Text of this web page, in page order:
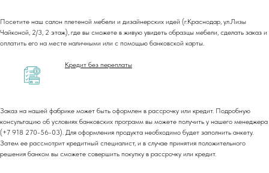
Посетите наш салон плетеной мебели и дизайнерских идей (г.Краснодар, ул.Лизы
Чайконой, 2/3, 2 этаж), где вы сможете в живую увидеть образцы мебели, сделать заказ и
оплатить его на месте наличными или с помощью банковской карты.
Кредит без переплаты
Заказ на нашей фабрике может быть оформлен в рассрочку или кредит. Подробную
консультацию об условиях банковских программ вы можете получить у нашего менеджера
(+7 918 270-56-03). Для оформления продукта необходимо будет заполнить анкету.
Затем ее рассмотрит кредитный специалист, и в случае принятия положительного
решения банком вы сможете совершить покупку в рассрочку или кредит.